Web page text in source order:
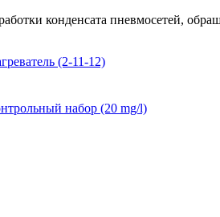
конденсата пневмосетей,